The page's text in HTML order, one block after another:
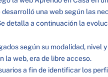
una web según las
detalla a continuación la
según su modalidad, nivel
la web, era de libre acceso.
a fin de identificar los